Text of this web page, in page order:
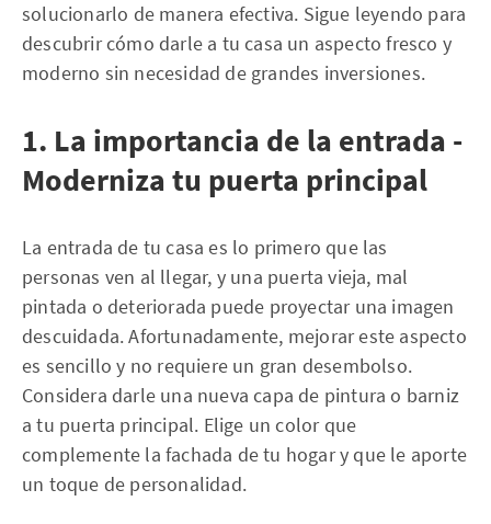
solucionarlo de manera efectiva. Sigue leyendo para
descubrir cómo darle a tu casa un aspecto fresco y
moderno sin necesidad de grandes inversiones.
1. La importancia de la entrada -
Moderniza tu puerta principal
La entrada de tu casa es lo primero que las
personas ven al llegar, y una puerta vieja, mal
pintada o deteriorada puede proyectar una imagen
descuidada. Afortunadamente, mejorar este aspecto
es sencillo y no requiere un gran desembolso.
Considera darle una nueva capa de pintura o barniz
a tu puerta principal. Elige un color que
complemente la fachada de tu hogar y que le aporte
un toque de personalidad.